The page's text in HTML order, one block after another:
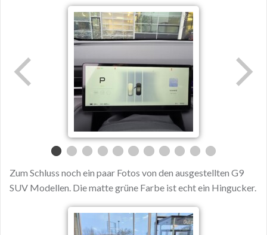
Zum Schluss noch ein paar Fotos von den ausgestellten G9
SUV Modellen. Die matte grüne Farbe ist echt ein Hingucker.